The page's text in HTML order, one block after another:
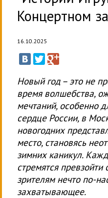
Концертном
16.10.2025
Новый год – это не
время волшебства,
мечтаний, особенно
сердце России, в
новогодних
место, становясь
зимних каникул.
стремятся превзойти
зрителям нечто по-
захватывающее.